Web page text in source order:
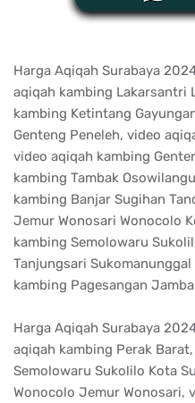
Harga Aqiqah Surabaya
aqiqah kambing Lakarsantri
kambing Ketintang
Genteng Peneleh, video
video aqiqah kambing
kambing Tambak
kambing Banjar Sugihan
Jemur Wonosari Wonocolo
kambing Semolowaru
Tanjungsari
kambing Pagesangan
Harga Aqiqah Surabaya
aqiqah kambing Perak
Semolowaru Sukolilo Kota
Wonocolo Jemur Wonosari,